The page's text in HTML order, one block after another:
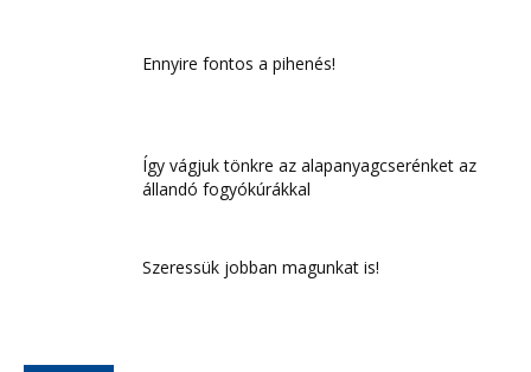
Ennyire fontos a pihenés!
Így vágjuk tönkre az alapanyagcserénket az
állandó fogyókúrákkal
Szeressük jobban magunkat is!